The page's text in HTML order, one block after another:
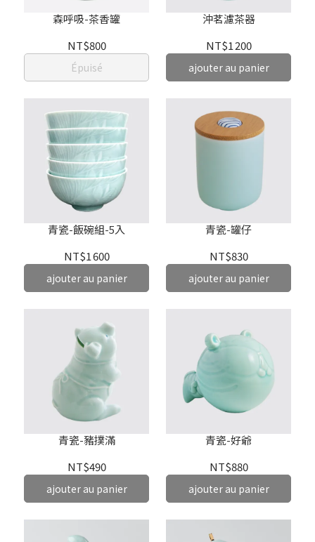
森呼吸-茶香罐
NT$800
Épuisé
沖茗濾茶器
NT$1 200
ajouter au panier
青瓷-飯碗組-5入
NT$1 600
ajouter au panier
青瓷-罐仔
NT$830
ajouter au panier
青瓷-豬撲滿
NT$490
ajouter au panier
青瓷-好爺
NT$880
ajouter au panier